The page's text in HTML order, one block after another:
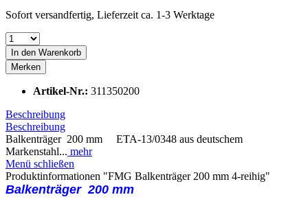
Sofort versandfertig, Lieferzeit ca. 1-3 Werktage
In den Warenkorb
Merken
Artikel-Nr.: 311350200
Beschreibung
Beschreibung
Balkenträger 200 mm ETA-13/0348 aus deutschem
Markenstahl... mehr
Menü schließen
Produktinformationen "FMG Balkenträger 200 mm 4-reihig"
Balkenträger 200 mm